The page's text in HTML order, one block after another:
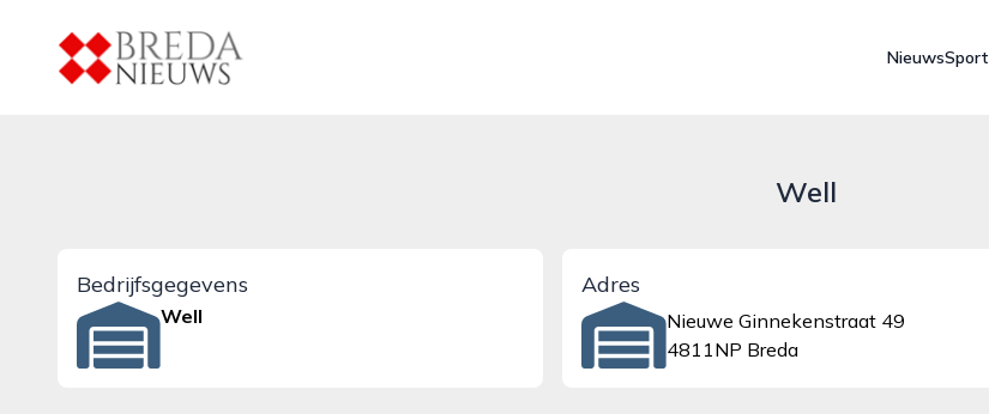
breda-nieuws.nl
NieuwsSport
Well
Bedrijfsgegevens
Well
Adres
Nieuwe Ginnekenstraat 49
4811NP Breda